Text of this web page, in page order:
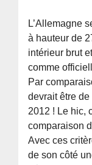
L’Allemagne
à hauteur de
intérieur brut
comme
Par
devrait être
2012 ! Le hic,
comparaison
Avec ces
de son côté